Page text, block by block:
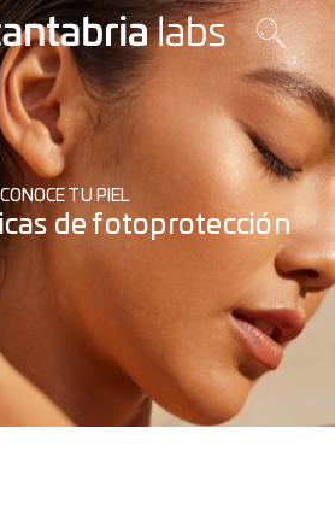
CONOCE TU PIEL
de fotoprotección